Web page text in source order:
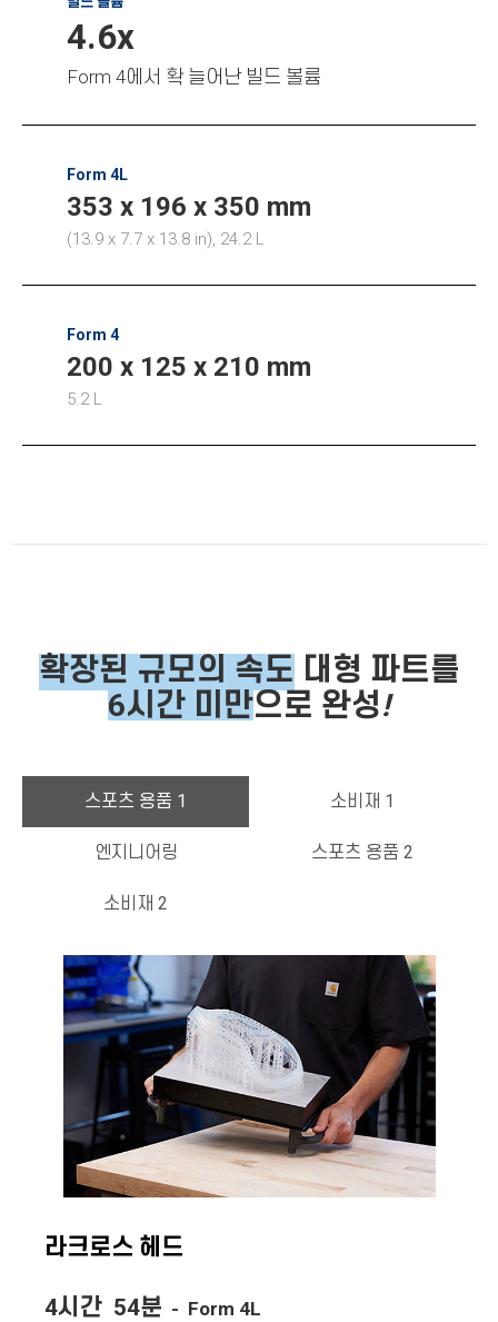
4.6x
Form 4에서 확 늘어난 빌드 볼륨
Form 4L
353 x 196 x 350 mm
(13.9 x 7.7 x 13.8 in), 24.2 L
Form 4
200 x 125 x 210 mm
5.2 L
확장된 규모의 속도 대형 파트를
6시간 미만으로 완성!
스포츠 용품 1 소비재 1
엔지니어링 스포츠 용품 2
소비재 2
라크로스 헤드
4시간 54분 - Form 4L